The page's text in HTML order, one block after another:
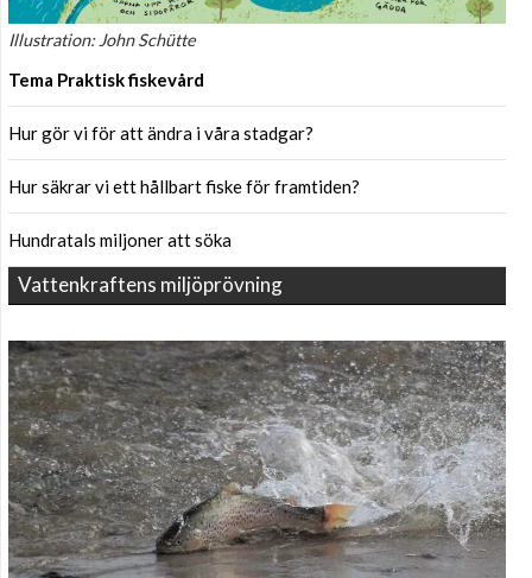
Illustration: John Schütte
Tema Praktisk fiskevård
Hur gör vi för att ändra i våra stadgar?
Hur säkrar vi ett hållbart fiske för framtiden?
Hundratals miljoner att söka
Vattenkraftens miljöprövning